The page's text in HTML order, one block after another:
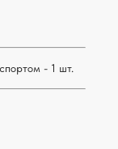
- 1 шт.